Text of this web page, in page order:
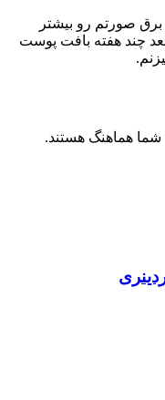
صورتم رو بیشتر
چند هفته بافت پوست
شما هماهنگ هستند.